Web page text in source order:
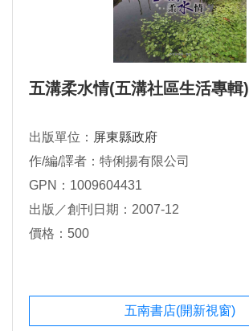
五溝柔水情(五溝社區生活專輯)
出版單位： 屏東縣政府
作/編/譯者：特俐揚有限公司
GPN：1009604431
出版／創刊日期：2007-12
價格：500
五南書店(開新視窗)